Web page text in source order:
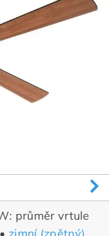
: průměr vrtule
zimní (zpětný)